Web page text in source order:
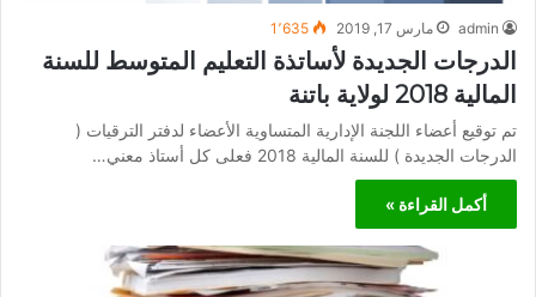
admin مارس 17, 2019 1٬635
الدرجات الجديدة لأساتذة التعليم المتوسط للسنة
المالية 2018 لولاية باتنة
تم توقيع أعضاء اللجنة الإدارية المتساوية الأعضاء لدفتر الترقيات (
الدرجات الجديدة ) للسنة المالية 2018 فعلى كل أستاذ معني…
أكمل القراءة »